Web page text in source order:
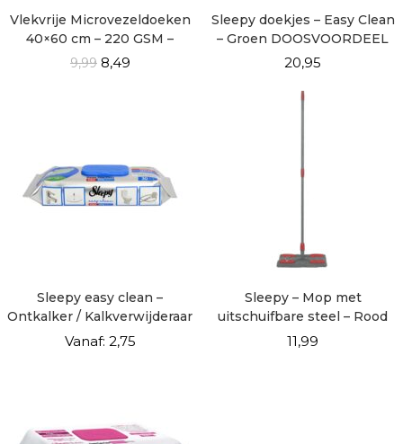
Vlekvrije Microvezeldoeken
40×60 cm – 220 GSM –
Pluisvrij & Streeploos
9,99 8,49
Sleepy doekjes – Easy Clean
– Groen DOOSVOORDEEL
6×100
20,95
Sleepy easy clean –
Ontkalker / Kalkverwijderaar
– 30 vellen
Vanaf: 2,75
Sleepy – Mop met
uitschuifbare steel – Rood
11,99